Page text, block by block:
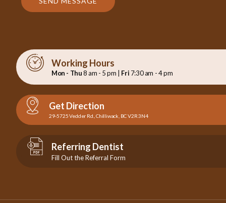
Working Hours
Mon - Thu8 am - 5 pm | Fri 7:30 am - 4 pm
Get Direction
29-5725 Vedder Rd., Chilliwack, BC V2R 3N4
Referring Dentist
Fill Out the Referral Form